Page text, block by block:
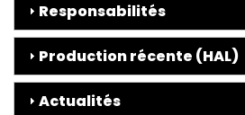
Responsabilités
Production récente (HAL)
Actualités